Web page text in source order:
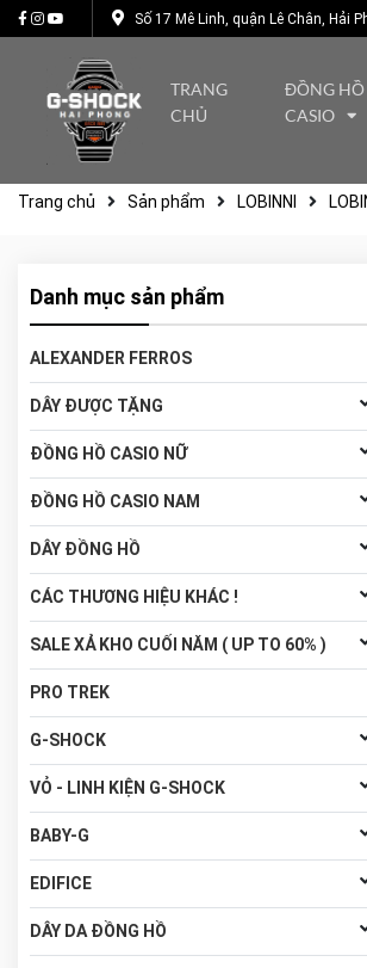
Số 17 Mê Linh, quận Lê Chân, Hải
TRANG
CHỦ
ĐỒNG HỒ
CASIO
Trang chủ Sản phẩm LOBINNI
Danh mục sản phẩm
ALEXANDER FERROS
DÂY ĐƯỢC TẶNG
ĐỒNG HỒ CASIO NỮ
ĐỒNG HỒ CASIO NAM
DÂY ĐỒNG HỒ
CÁC THƯƠNG HIỆU KHÁC !
SALE XẢ KHO CUỐI NĂM ( UP TO 60% )
PRO TREK
G-SHOCK
VỎ - LINH KIỆN G-SHOCK
BABY-G
EDIFICE
DÂY DA ĐỒNG HỒ